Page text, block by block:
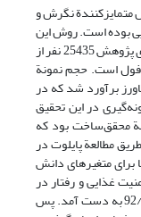
نگرش و
بوده است. روش این
تحقیق پیمایشی و از نوع همبستگی و جامعة آماری پژوهش 25435 نفر از
است. حجم نمونة
جدول تاکمن و مورگان، 379 کشاورز برآورد شد که در
در این تحقیق
محقق‌ساخت بود که
مطالعة پایلوت در
برای متغیرهای دانش
غذایی و رفتار در
خصوص امنیت غذایی به ترتیب 82/0، 92/0 و 92/0 به دست آمد. پس